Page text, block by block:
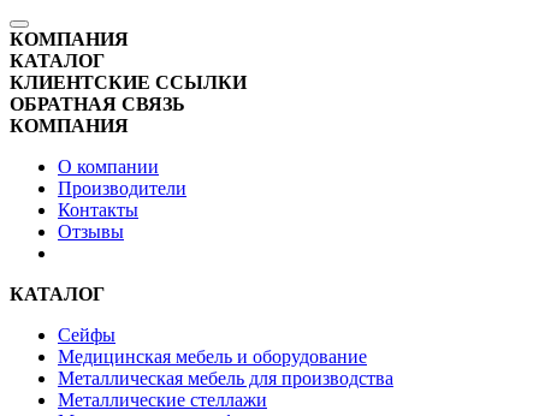
КОМПАНИЯ
КАТАЛОГ
КЛИЕНТСКИЕ ССЫЛКИ
ОБРАТНАЯ СВЯЗЬ
КОМПАНИЯ
О компании
Производители
Контакты
Отзывы
КАТАЛОГ
Сейфы
Медицинская мебель и оборудование
Металлическая мебель для производства
Металлические стеллажи